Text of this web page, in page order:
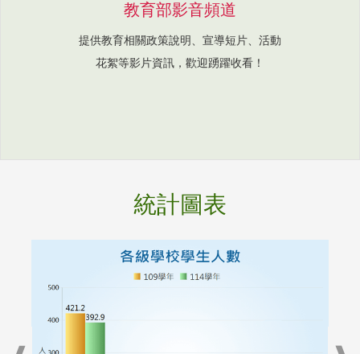
教育部影音頻道
提供教育相關政策說明、宣導短片、活動
花絮等影片資訊，歡迎踴躍收看！
統計圖表